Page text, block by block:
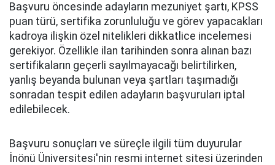
Başvuru öncesinde adayların mezuniyet şartı, KPSS
puan türü, sertifika zorunluluğu ve görev yapacakları
kadroya ilişkin özel nitelikleri dikkatlice incelemesi
gerekiyor. Özellikle ilan tarihinden sonra alınan bazı
sertifikaların geçerli sayılmayacağı belirtilirken,
yanlış beyanda bulunan veya şartları taşımadığı
sonradan tespit edilen adayların başvuruları iptal
edilebilecek.
Başvuru sonuçları ve süreçle ilgili tüm duyurular
İnönü Üniversitesi'nin resmi internet sitesi üzerinden